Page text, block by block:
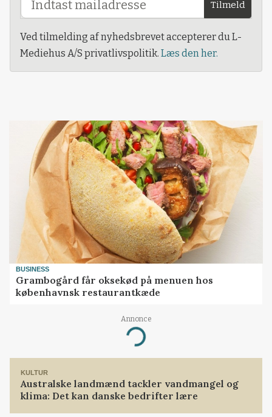
Tilmeld
Ved tilmelding af nyhedsbrevet accepterer du L-
Mediehus A/S privatlivspolitik. Læs den her.
BUSINESS
Grambogård får oksekød på menuen hos
københavnsk restaurantkæde
Annonce
Loading...
KULTUR
Australske landmænd tackler vandmangel og
klima: Det kan danske bedrifter lære